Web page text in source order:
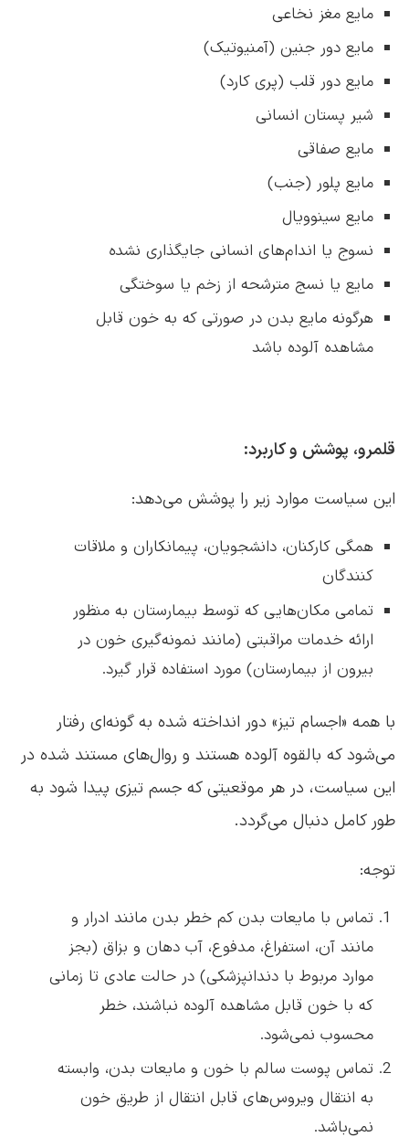
مایع مغز نخاعی
مایع دور جنین (آمنیوتیک)
مایع دور قلب (پری کارد)
شیر پستان انسانی
مایع صفاقی
مایع پلور (جنب)
مایع سینوویال
نسوج یا اندام‌های انسانی جایگذاری نشده
مایع یا نسج مترشحه از زخم یا سوختگی
هرگونه مایع بدن در صورتی که به خون قابل
مشاهده آلوده باشد
قلمرو، پوشش و کاربرد:
این سیاست موارد زیر را پوشش می‌دهد:
همگی کارکنان، دانشجویان، پیمانکاران و ملاقات
کنندگان
تمامی مکان‌هایی که توسط بیمارستان به منظور
ارائه خدمات مراقبتی (مانند نمونه‌گیری خون در
بیرون از بیمارستان) مورد استفاده قرار گیرد.
با همه «اجسام تیز» دور انداخته شده به گونه‌ای رفتار
می‌شود که بالقوه آلوده هستند و روال‌های مستند شده در
این سیاست، در هر موقعیتی که جسم تیزی پیدا شود به
طور کامل دنبال می‌گردد.
توجه:
تماس با مایعات بدن کم خطر بدن مانند ادرار و
مانند آن، استفراغ، مدفوع، آب دهان و بزاق (بجز
موارد مربوط با دندانپزشکی) در حالت عادی تا زمانی
که با خون قابل مشاهده آلوده نباشند، خطر
محسوب نمی‌شود.
تماس پوست سالم با خون و مایعات بدن، وابسته
به انتقال ویروس‌های قابل انتقال از طریق خون
نمی‌باشد.